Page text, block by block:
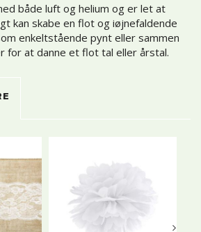
både luft og helium og er let at
kan skabe en flot og iøjnefaldende
enkeltstående pynt eller sammen
for at danne et flot tal eller årstal.